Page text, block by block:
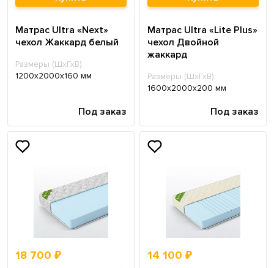
Матрас Ultra «Next»
чехол Жаккард белый
Размеры (ШхГхВ):
1200х2000х160 мм
Под заказ
Матрас Ultra «Lite Plus»
чехол Двойной
жаккард
Размеры (ШхГхВ):
1600х2000х200 мм
Под заказ
18 700 ₽ 14 100 ₽